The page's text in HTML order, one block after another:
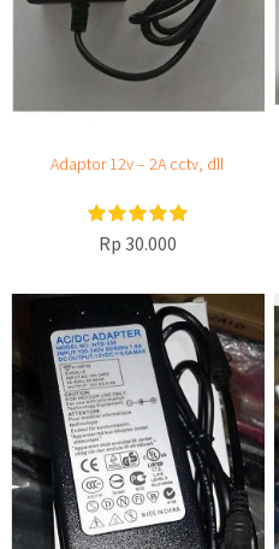
Adaptor 12v – 2A cctv, dll
Rp 30.000